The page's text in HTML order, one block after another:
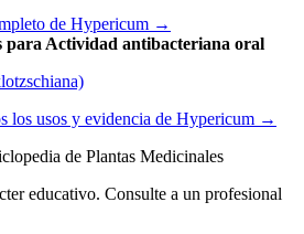
de Hypericum →
para Actividad antibacteriana oral
los usos y evidencia de Hypericum →
de Plantas Medicinales
educativo. Consulte a un profesional